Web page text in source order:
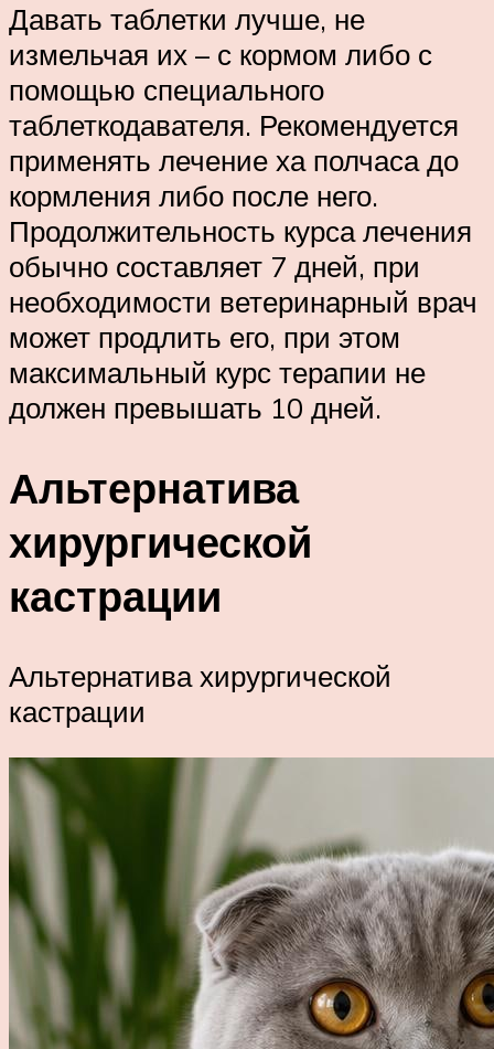
Давать таблетки лучше, не
измельчая их – с кормом либо с
помощью специального
таблеткодавателя. Рекомендуется
применять лечение ха полчаса до
кормления либо после него.
Продолжительность курса лечения
обычно составляет 7 дней, при
необходимости ветеринарный врач
может продлить его, при этом
максимальный курс терапии не
должен превышать 10 дней.
Альтернатива
хирургической
кастрации
Альтернатива хирургической
кастрации